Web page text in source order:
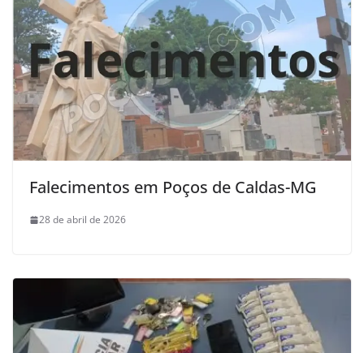
Falecimentos em Poços de Caldas-MG
28 de abril de 2026